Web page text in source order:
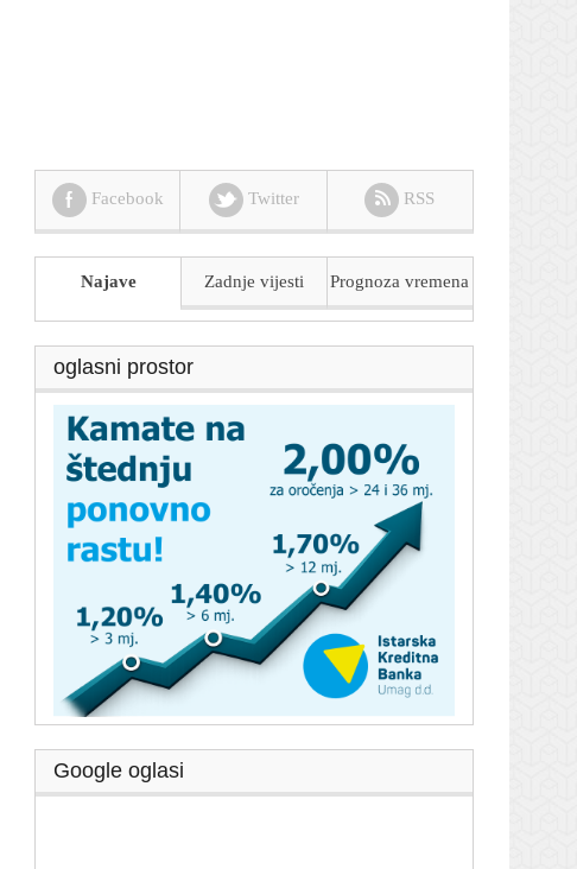
Facebook Twitter RSS
Najave Zadnje vijesti Prognoza vremena
oglasni prostor
Google oglasi